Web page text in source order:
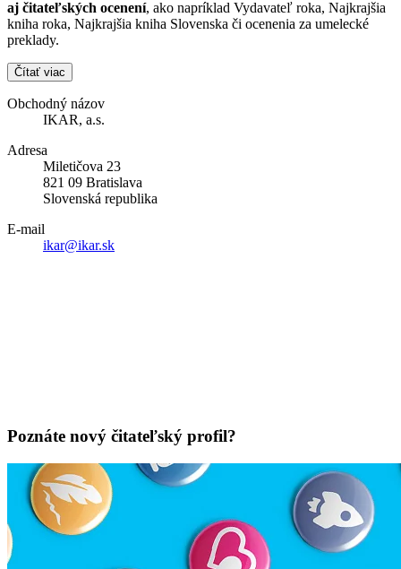
aj čitateľských ocenení, ako napríklad Vydavateľ roka, Najkrajšia
kniha roka, Najkrajšia kniha Slovenska či ocenenia za umelecké
preklady.
Čítať viac
Obchodný názov
IKAR, a.s.
Adresa
Miletičova 23
821 09 Bratislava
Slovenská republika
E-mail
ikar@ikar.sk
Poznáte nový čitateľský profil?